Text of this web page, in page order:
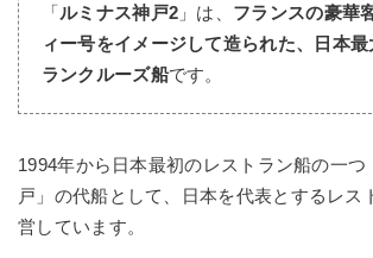
「ルミナス神戸2 」は、 フランスの豪華
ィー号をイメージして造られた、日本最
ランクルーズ船です。
1994年から日本最初のレストラン船の一つ
戸」の代船として、日本を代表とするレス
営しています。